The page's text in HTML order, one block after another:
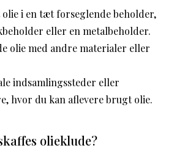
i en tæt forseglende beholder,
eller en metalbeholder.
olie med andre materialer eller
indsamlingssteder eller
hvor du kan aflevere brugt olie.
olieklude?